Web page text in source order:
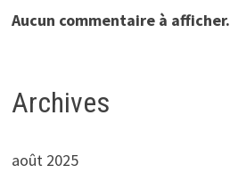
Aucun commentaire à afficher.
Archives
août 2025